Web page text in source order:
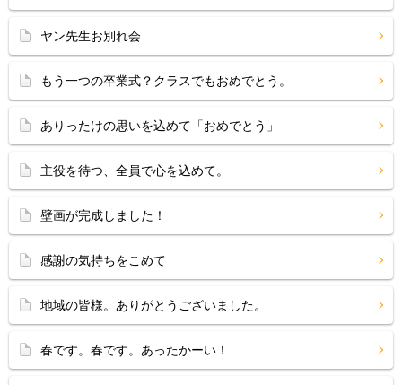
ヤン先生お別れ会
もう一つの卒業式？クラスでもおめでとう。
ありったけの思いを込めて「おめでとう」
主役を待つ、全員で心を込めて。
壁画が完成しました！
感謝の気持ちをこめて
地域の皆様。ありがとうございました。
春です。春です。あったかーい！